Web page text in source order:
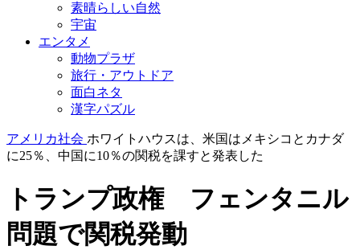
素晴らしい自然
宇宙
エンタメ
動物プラザ
旅行・アウトドア
面白ネタ
漢字パズル
アメリカ社会 ホワイトハウスは、米国はメキシコとカナダ
に25％、中国に10％の関税を課すと発表した
トランプ政権 フェンタニル
問題で関税発動